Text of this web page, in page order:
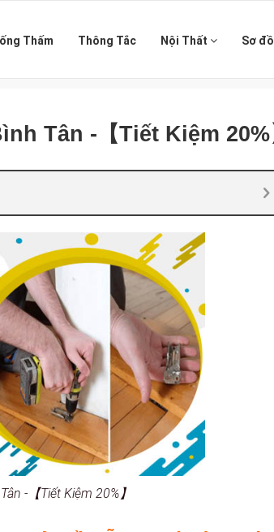
Thấm Thông Tắc Nội Thất Sơ
Tân -【Tiết Kiệm 20%
-【Tiết Kiệm 20%】